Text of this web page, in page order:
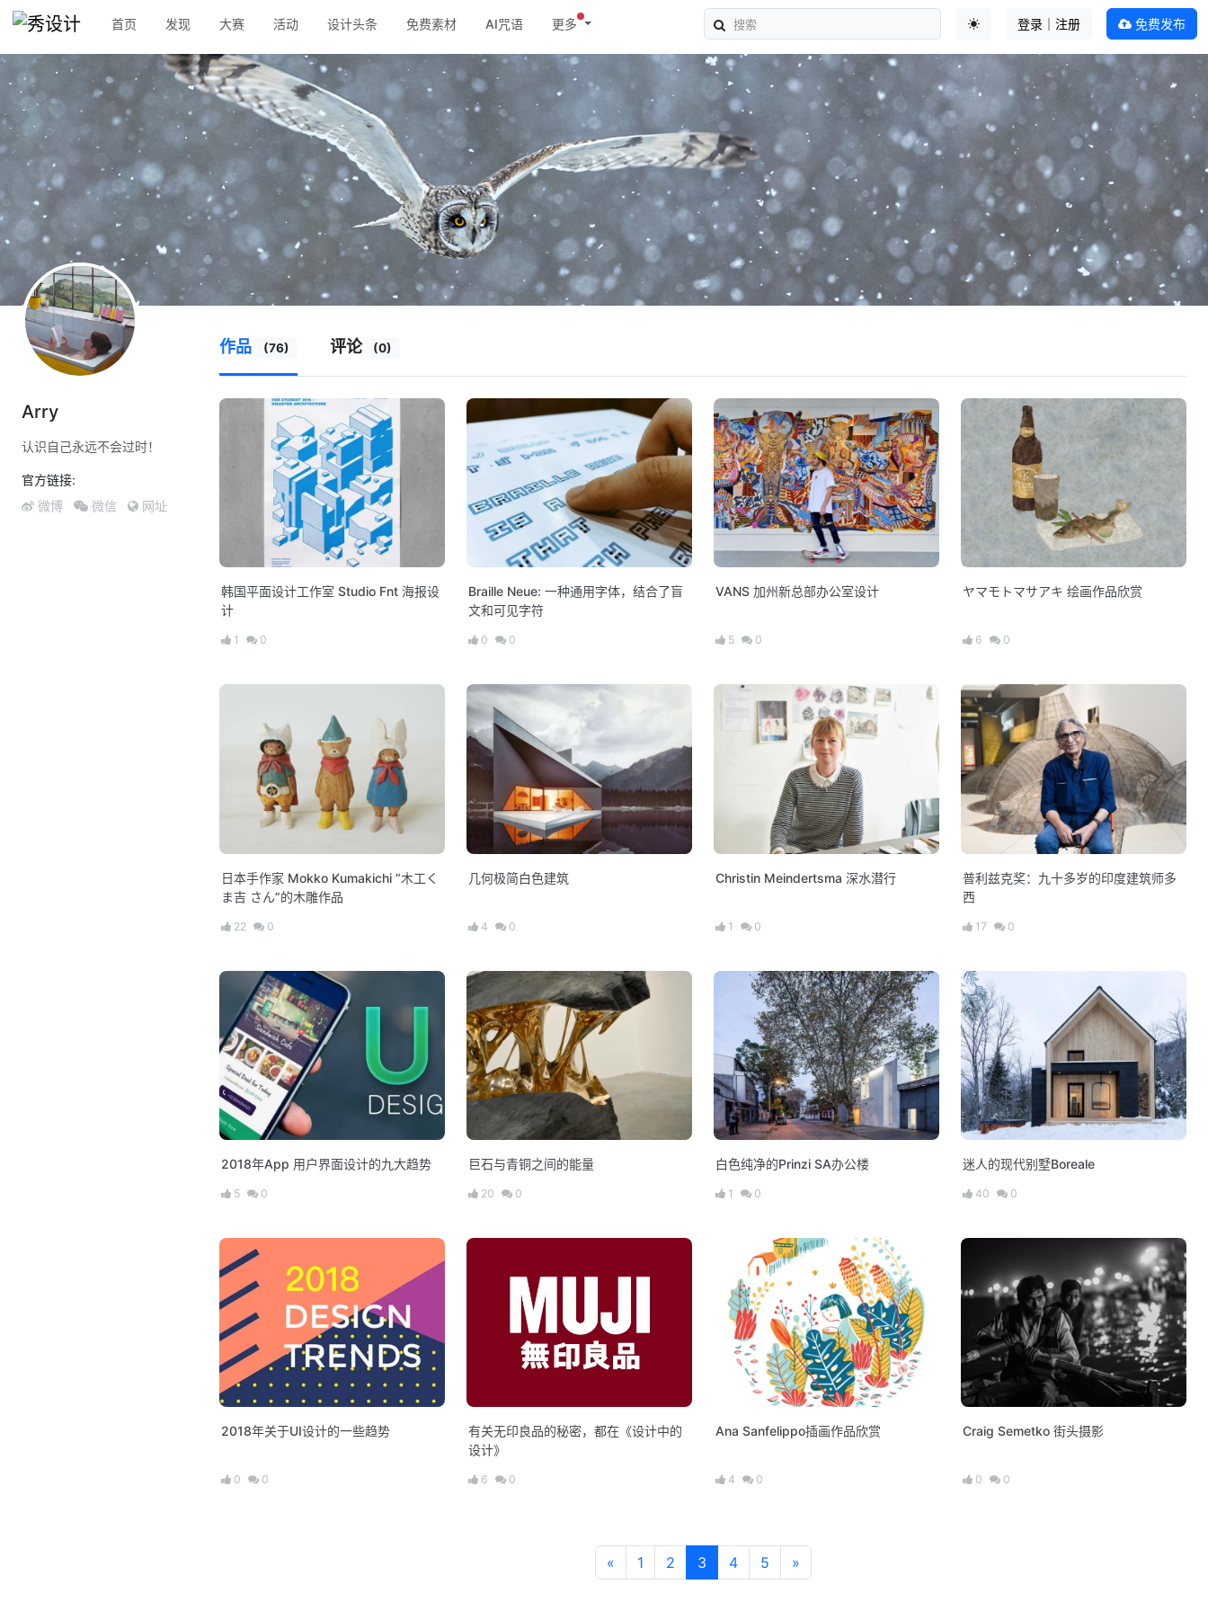
首页 发现 大赛 活动 设计头条 免费素材 AI咒语
更多
登录｜注册 免费发布
Arry
认识自己永远不会过时！
官方链接:
微博 微信 网址
作品 (76) 评论 (0)
韩国平面设计工作室 Studio Fnt 海报设
计
1 0
Braille Neue: 一种通用字体，结合了盲
文和可见字符
0 0
VANS 加州新总部办公室设计
5 0
ヤマモトマサアキ 绘画作品欣赏
6 0
日本手作家 Mokko Kumakichi “木工く
ま吉 さん”的木雕作品
22 0
几何极简白色建筑
4 0
Christin Meindertsma 深水潜行
1 0
普利兹克奖：九十多岁的印度建筑师多
西
17 0
2018年App 用户界面设计的九大趋势
5 0
巨石与青铜之间的能量
20 0
白色纯净的Prinzi SA办公楼
1 0
迷人的现代别墅Boreale
40 0
2018年关于UI设计的一些趋势
0 0
有关无印良品的秘密，都在《设计中的
设计》
6 0
Ana Sanfelippo插画作品欣赏
4 0
Craig Semetko 街头摄影
0 0
« 1 2 3 4 5 »